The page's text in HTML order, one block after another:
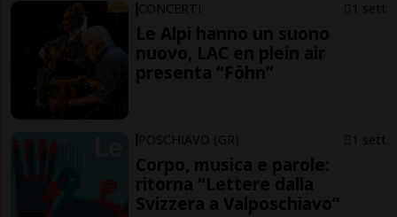
CONCERTI 1 sett
Le Alpi hanno un suono
nuovo, LAC en plein air
presenta “Föhn”
POSCHIAVO (GR) 1 sett
Corpo, musica e parole:
ritorna “Lettere dalla
Svizzera a Valposchiavo”